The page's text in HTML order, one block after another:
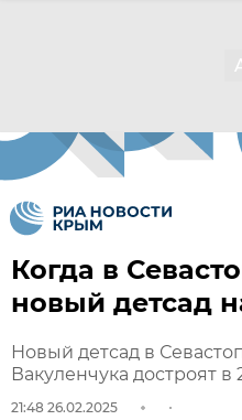
Когда в
новый детсад
Новый детсад в
Вакуленчука достроят в
21:48 26.02.2025